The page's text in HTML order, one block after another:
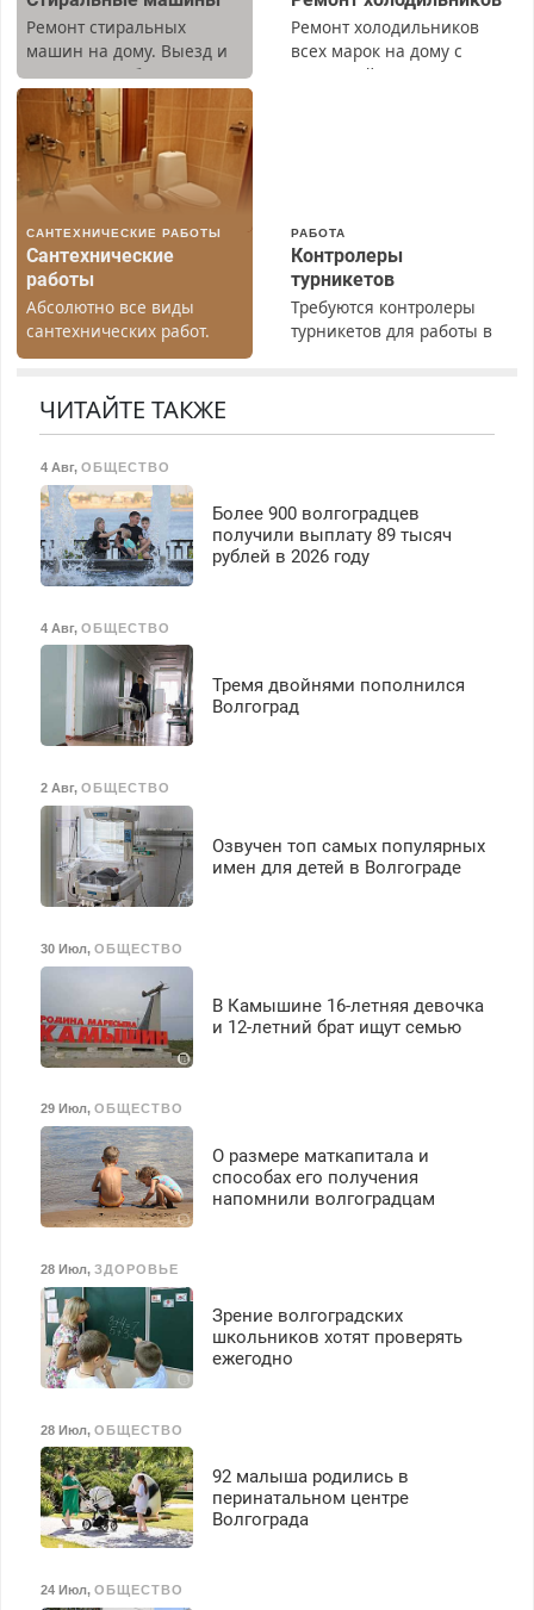
Ремонт стиральных
машин на дому. Выезд и
диагностика бесплатно.
Предусмотрены скидки.
Ремонт холодильников
всех марок на дому с
гарантией. Замена
САНТЕХНИЧЕСКИЕ РАБОТЫ
Сантехнические
работы
Абсолютно все виды
сантехнических работ.
Быстро. Качественно.
РАБОТА
Контролеры
турникетов
Требуются контролеры
турникетов для работы в
Ежемесячно
выплачивается денежная
премия. Возможно
безопасности с з/п до
125000 руб.
ЧИТАЙТЕ ТАКЖЕ
4 Авг, ОБЩЕСТВО
Более 900 волгоградцев
получили выплату 89 тысяч
рублей в 2026 году
4 Авг, ОБЩЕСТВО
Тремя двойнями пополнился
Волгоград
2 Авг, ОБЩЕСТВО
Озвучен топ самых популярных
имен для детей в Волгограде
30 Июл, ОБЩЕСТВО
В Камышине 16-летняя девочка
и 12-летний брат ищут семью
29 Июл, ОБЩЕСТВО
О размере маткапитала и
способах его получения
напомнили волгоградцам
28 Июл, ЗДОРОВЬЕ
Зрение волгоградских
школьников хотят проверять
ежегодно
28 Июл, ОБЩЕСТВО
92 малыша родились в
перинатальном центре
Волгограда
24 Июл, ОБЩЕСТВО